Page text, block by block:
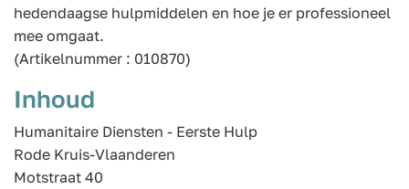
hedendaagse hulpmiddelen en hoe je er professioneel
mee omgaat.
(Artikelnummer : 010870)
Inhoud
Humanitaire Diensten - Eerste Hulp
Rode Kruis-Vlaanderen
Motstraat 40